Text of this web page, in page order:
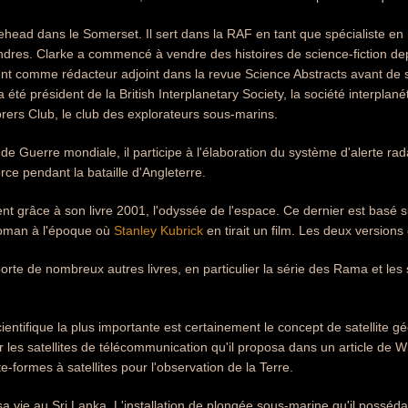
dans le Somerset. Il sert dans la RAF en tant que spécialiste
Clarke a commencé à vendre des histoires de science-fiction
comme rédacteur adjoint dans la revue Science Abstracts avant
été président de la British Interplanetary Society, la société
Club, le club des explorateurs sous-marins.
Guerre mondiale, il participe à l'élaboration du système d'alerte
pendant la bataille d'Angleterre.
grâce à son livre 2001, l'odyssée de l'espace. Ce dernier est basé
à l'époque où Stanley Kubrick en tirait un film. Les deux
de nombreux autres livres, en particulier la série des Rama et
la plus importante est certainement le concept de satellite
les satellites de télécommunication qu'il proposa dans un article de
formes à satellites pour l'observation de la Terre.